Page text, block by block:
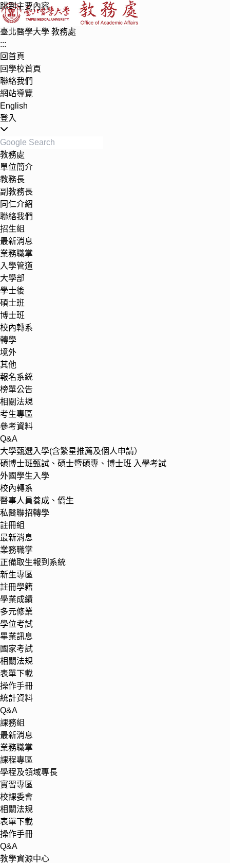
跳到主要內容
臺北醫學大學 教務處
:::
回首頁
回學校首頁
聯絡我們
網站導覽
English
登入
Toggle navigation
教務處
單位簡介
教務長
副教務長
同仁介紹
聯絡我們
招生組
最新消息
業務職掌
入學管道
大學部
學士後
碩士班
博士班
校內轉系
轉學
境外
其他
報名系統
榜單公告
相關法規
考生專區
參考資料
Q&A
大學甄選入學(含繁星推薦及個人申請）
碩博士班甄試、碩士暨碩專、博士班 入學考試
外國學生入學
校內轉系
醫事人員養成、僑生
私醫聯招轉學
註冊組
最新消息
業務職掌
正備取生報到系統
新生專區
註冊學籍
學業成績
多元修業
學位考試
畢業訊息
國家考試
相關法規
表單下載
操作手冊
統計資料
Q&A
課務組
最新消息
業務職掌
課程專區
學程及領域專長
實習專區
校課委會
相關法規
表單下載
操作手冊
Q&A
教學資源中心